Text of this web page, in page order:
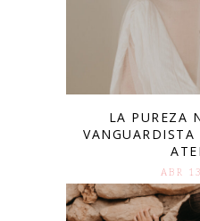
LA PUREZA
ABR